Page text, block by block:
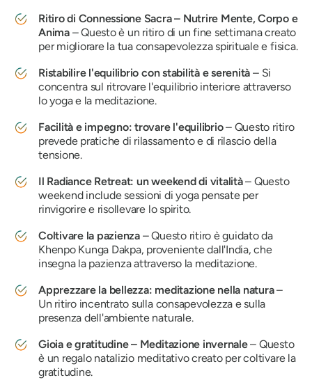
Ritiro di Connessione Sacra – Nutrire Mente, Corpo e
Anima– Questo è un ritiro di un fine settimana creato
per migliorare la tua consapevolezza spirituale e fisica.
Ristabilire l'equilibrio con stabilità e serenità – Si
concentra sul ritrovare l'equilibrio interiore attraverso
lo yoga e la meditazione.
Facilità e impegno: trovare l'equilibrio– Questo ritiro
prevede pratiche di rilassamento e di rilascio della
tensione.
Il Radiance Retreat: un weekend di vitalità– Questo
weekend include sessioni di yoga pensate per
rinvigorire e risollevare lo spirito.
Coltivare la pazienza– Questo ritiro è guidato da
Khenpo Kunga Dakpa, proveniente dall'India, che
insegna la pazienza attraverso la meditazione.
Apprezzare la bellezza: meditazione nella natura–
Un ritiro incentrato sulla consapevolezza e sulla
presenza dell'ambiente naturale.
Gioia e gratitudine – Meditazione invernale– Questo
è un regalo natalizio meditativo creato per coltivare la
gratitudine.